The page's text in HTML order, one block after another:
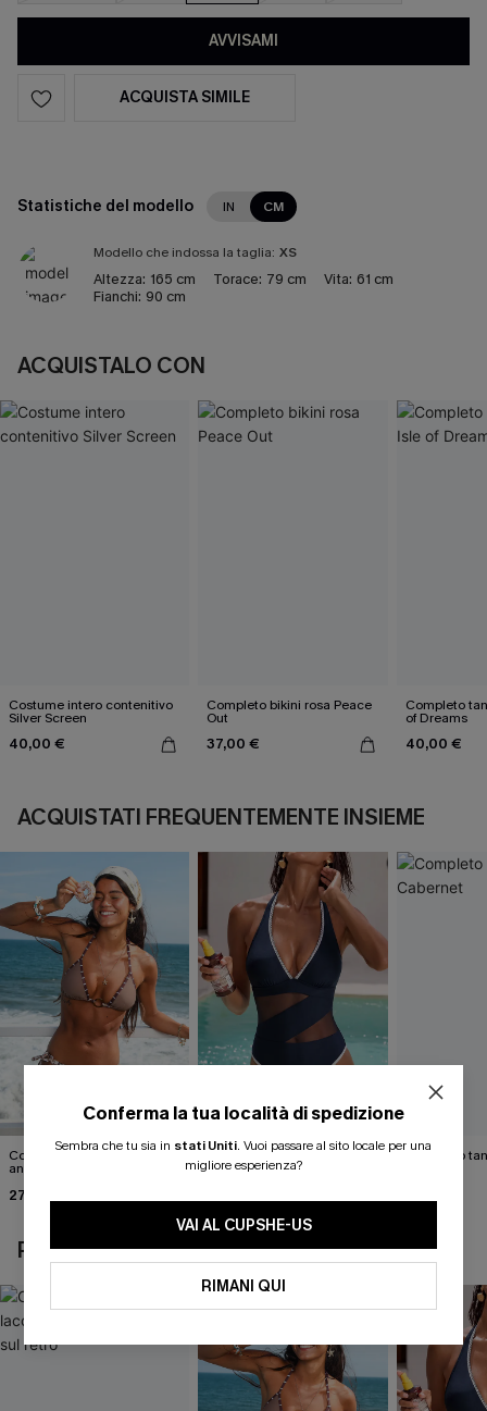
AVVISAMI
ACQUISTA SIMILE
Statistiche del modello IN CM
Modello che indossa la taglia: XS
Altezza: 165 cm Torace: 79 cm Vita: 61 cm
Fianchi: 90 cm
ACQUISTALO CON
Costume intero contenitivo
Silver Screen
40,00 €
Completo bikini rosa Peace
Out
37,00 €
Completo
of Dreams
40,00 €
ACQUISTATI FREQUENTEMENTE INSIEME
Completo bikini con stampa
animalier molto
27,00 €
Costume intero blu Strike a
Pose
Completo
POTREBBE INTERESSARTI ANCHE
Conferma la tua località di spedizione
Sembra che tu sia in stati Uniti. Vuoi passare al sito locale per una
migliore esperienza?
VAI AL CUPSHE-US
RIMANI QUI